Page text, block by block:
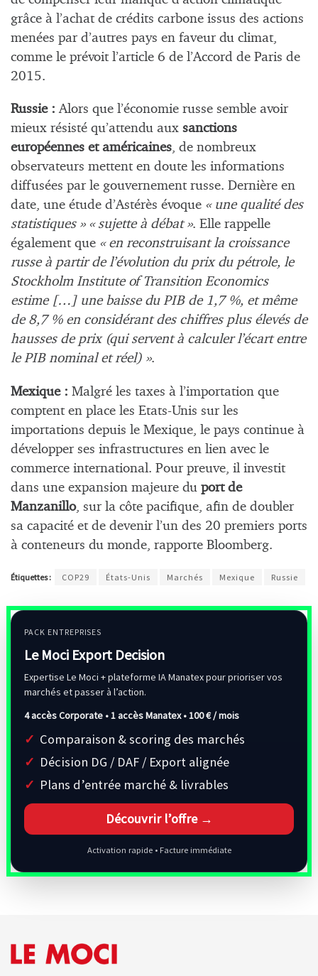
grâce à l’achat de crédits carbone issus des actions
menées par d’autres pays en faveur du climat,
comme le prévoit l’article 6 de l’Accord de Paris de
2015.
Russie :Alors que l’économie russe semble avoir
mieux résisté qu’attendu aux sanctions
européennes et américaines, de nombreux
observateurs mettent en doute les informations
diffusées par le gouvernement russe. Dernière en
date, une étude d’Astérès évoque « une qualité des
statistiques » « sujette à débat ». Elle rappelle
également que « en reconstruisant la croissance
russe à partir de l’évolution du prix du pétrole, le
Stockholm Institute of Transition Economics
estime […] une baisse du PIB de 1,7 %, et même
de 8,7 % en considérant des chiffres plus élevés de
hausses de prix (qui servent à calculer l’écart entre
le PIB nominal et réel) ».
Mexique : Malgré les taxes à l’importation que
comptent en place les Etats-Unis sur les
importations depuis le Mexique, le pays continue à
développer ses infrastructures en lien avec le
commerce international. Pour preuve, il investit
dans une expansion majeure du port de
Manzanillo, sur la côte pacifique, afin de doubler
sa capacité et de devenir l’un des 20 premiers ports
à conteneurs du monde, rapporte Bloomberg.
Étiquettes : COP29 États-Unis Marchés Mexique Russie
PACK ENTREPRISES
Le Moci Export Decision
Expertise Le Moci + plateforme IA Manatex pour prioriser vos
marchés et passer à l’action.
4 accès Corporate • 1 accès Manatex •100 € / mois
Comparaison & scoring des marchés
Décision DG / DAF / Export alignée
Plans d’entrée marché & livrables
Découvrir l’offre →
Activation rapide • Facture immédiate